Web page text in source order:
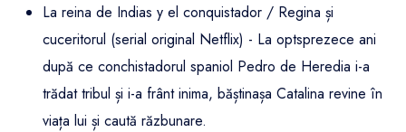
La reina de Indias y el conquistador / Regina și
cuceritorul (serial original Netflix) - La optsprezece ani
după ce conchistadorul spaniol Pedro de Heredia i-a
trădat tribul și i-a frânt inima, băștinașa Catalina revine în
viața lui și caută răzbunare.